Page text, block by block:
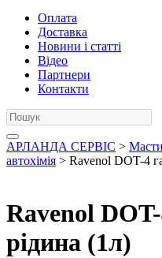
Оплата
Доставка
Новини і статті
Відео
Партнери
Контакти
АРЛАНДА СЕРВІС >
автохімія > Ravenol DOT-4
Ravenol
рідина (1л)